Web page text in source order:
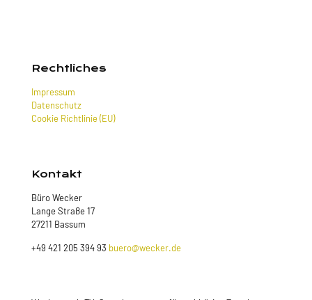
Rechtliches
Impressum
Datenschutz
Cookie Richtlinie (EU)
Kontakt
Büro Wecker
Lange Straße 17
27211 Bassum
+49 421 205 394 93 buero@wecker.de